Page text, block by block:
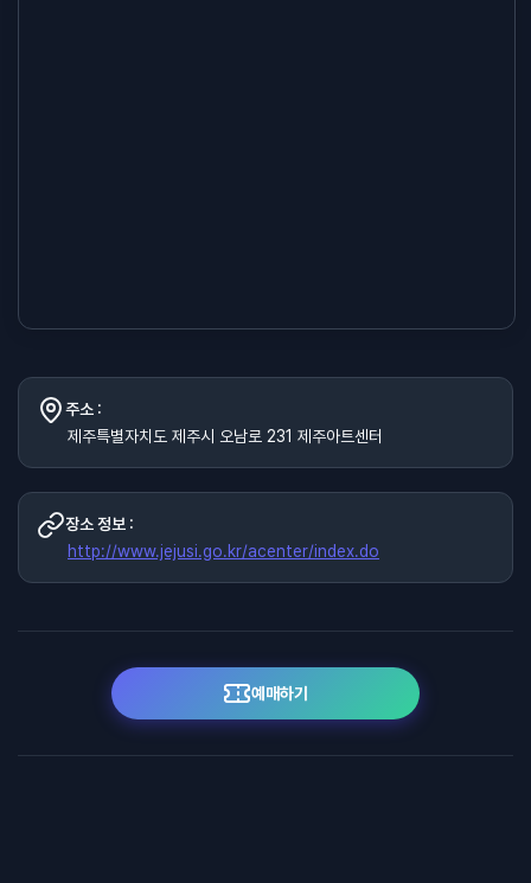
주소 :
제주특별자치도 제주시 오남로 231 제주아트센터
장소 정보 :
http://www.jejusi.go.kr/acenter/index.do
예매하기